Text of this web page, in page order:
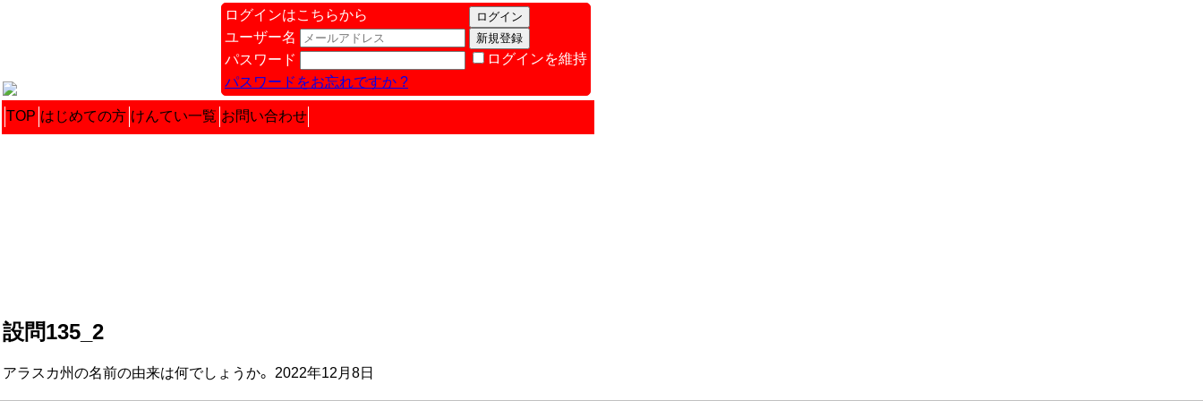
ログインはこちらから
ログインを維持
ユーザー名
パスワード
パスワードをお忘れですか ?
TOP はじめての方 けんてい一覧 お問い合わせ
設問135_2
アラスカ州の名前の由来は何でしょうか。 2022年12月8日